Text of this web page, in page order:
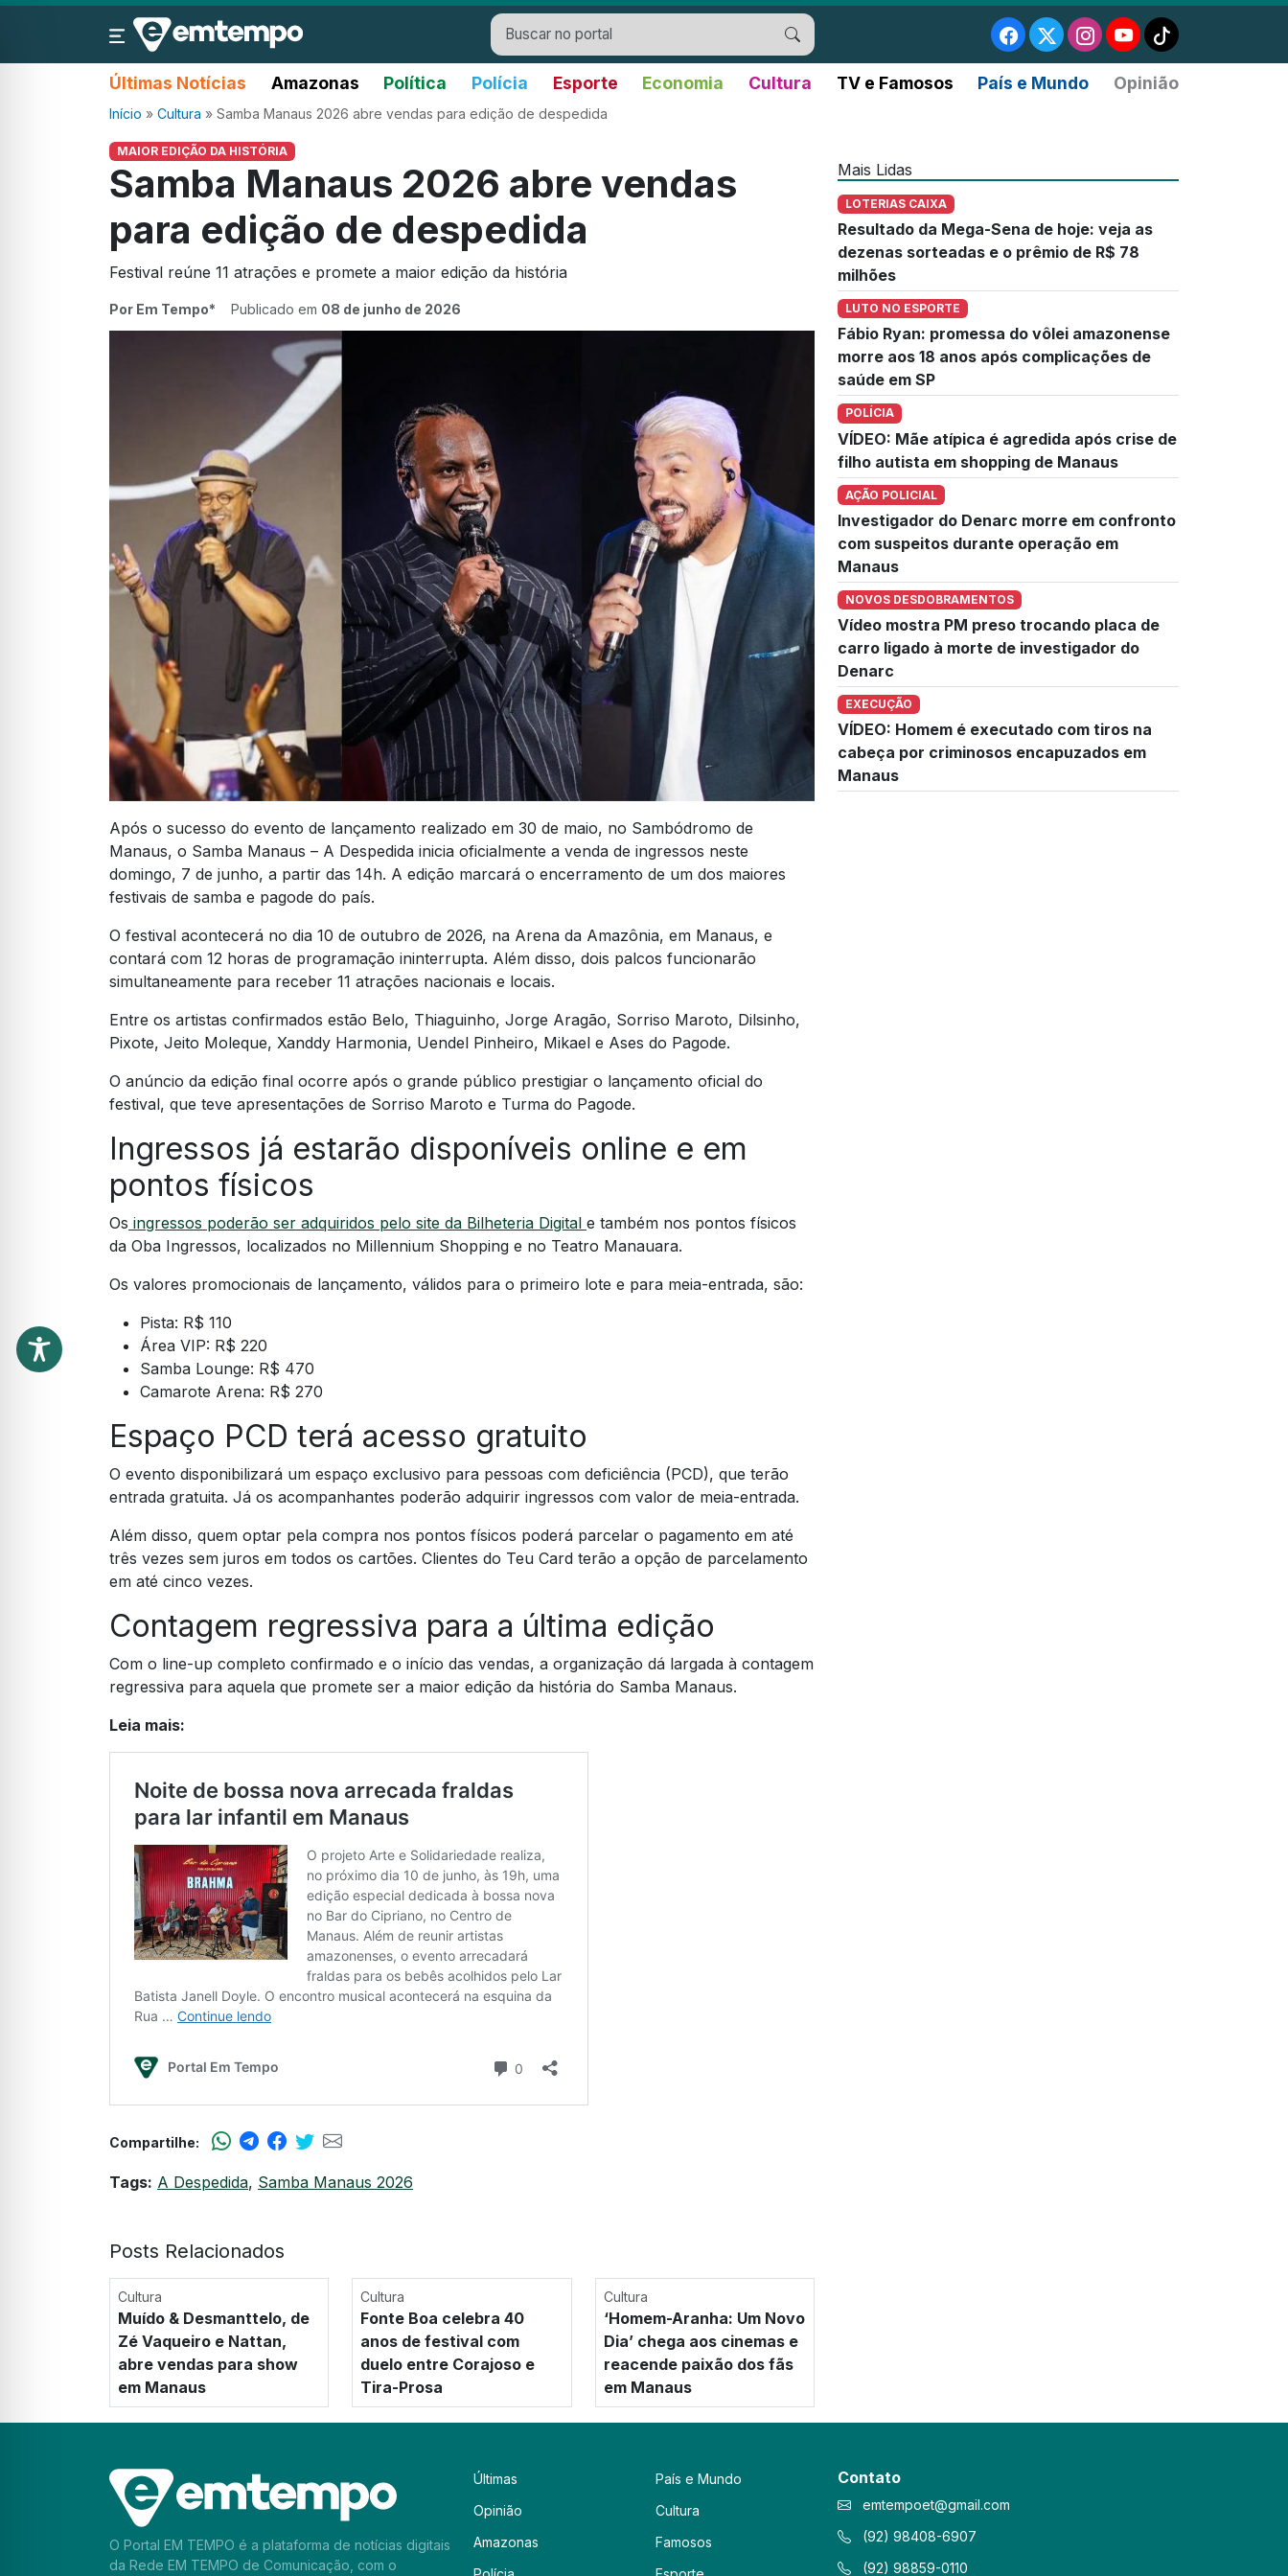
Últimas Notícias Amazonas Política Polícia Esporte Economia Cultura TV e Famosos País e Mundo Opinião
Início » Cultura » Samba Manaus 2026 abre vendas para edição de despedida
MAIOR EDIÇÃO DA HISTÓRIA
Samba Manaus 2026 abre vendas
para edição de despedida
Festival reúne 11 atrações e promete a maior edição da história
Por Em Tempo* Publicado em 08 de junho de 2026
Após o sucesso do evento de lançamento realizado em 30 de maio, no Sambódromo de
Manaus, o Samba Manaus – A Despedida inicia oficialmente a venda de ingressos neste
domingo, 7 de junho, a partir das 14h. A edição marcará o encerramento de um dos maiores
festivais de samba e pagode do país.
O festival acontecerá no dia 10 de outubro de 2026, na Arena da Amazônia, em Manaus, e
contará com 12 horas de programação ininterrupta. Além disso, dois palcos funcionarão
simultaneamente para receber 11 atrações nacionais e locais.
Entre os artistas confirmados estão Belo, Thiaguinho, Jorge Aragão, Sorriso Maroto, Dilsinho,
Pixote, Jeito Moleque, Xanddy Harmonia, Uendel Pinheiro, Mikael e Ases do Pagode.
O anúncio da edição final ocorre após o grande público prestigiar o lançamento oficial do
festival, que teve apresentações de Sorriso Maroto e Turma do Pagode.
Ingressos já estarão disponíveis online e em
pontos físicos
Os ingressos poderão ser adquiridos pelo site da Bilheteria Digital e também nos pontos físicos
da Oba Ingressos, localizados no Millennium Shopping e no Teatro Manauara.
Os valores promocionais de lançamento, válidos para o primeiro lote e para meia-entrada, são:
Pista: R$ 110
Área VIP: R$ 220
Samba Lounge: R$ 470
Camarote Arena: R$ 270
Espaço PCD terá acesso gratuito
O evento disponibilizará um espaço exclusivo para pessoas com deficiência (PCD), que terão
entrada gratuita. Já os acompanhantes poderão adquirir ingressos com valor de meia-entrada.
Além disso, quem optar pela compra nos pontos físicos poderá parcelar o pagamento em até
três vezes sem juros em todos os cartões. Clientes do Teu Card terão a opção de parcelamento
em até cinco vezes.
Contagem regressiva para a última edição
Com o line-up completo confirmado e o início das vendas, a organização dá largada à contagem
regressiva para aquela que promete ser a maior edição da história do Samba Manaus.
Leia mais:
Compartilhe:
Tags: A Despedida, Samba Manaus 2026
Posts Relacionados
Cultura
Muído & Desmanttelo, de
Zé Vaqueiro e Nattan,
abre vendas para show
em Manaus
Cultura
Fonte Boa celebra 40
anos de festival com
duelo entre Corajoso e
Tira-Prosa
Cultura
‘Homem-Aranha: Um Novo
Dia’ chega aos cinemas e
reacende paixão dos fãs
em Manaus
Mais Lidas
LOTERIAS CAIXA
Resultado da Mega-Sena de hoje: veja as
dezenas sorteadas e o prêmio de R$ 78
milhões
LUTO NO ESPORTE
Fábio Ryan: promessa do vôlei amazonense
morre aos 18 anos após complicações de
saúde em SP
POLÍCIA
VÍDEO: Mãe atípica é agredida após crise de
filho autista em shopping de Manaus
AÇÃO POLICIAL
Investigador do Denarc morre em confronto
com suspeitos durante operação em
Manaus
NOVOS DESDOBRAMENTOS
Vídeo mostra PM preso trocando placa de
carro ligado à morte de investigador do
Denarc
EXECUÇÃO
VÍDEO: Homem é executado com tiros na
cabeça por criminosos encapuzados em
Manaus
O Portal EM TEMPO é a plataforma de notícias digitais
da Rede EM TEMPO de Comunicação, com o
Últimas
Opinião
Amazonas
País e Mundo
Cultura
Famosos
Contato
emtempoet@gmail.com
(92) 98408-6907
(92) 98859-0110